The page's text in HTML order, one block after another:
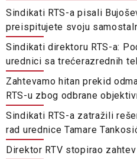
Sindikati RTS-a pisali
preispitujete svoju
Sindikati direktoru RTS-a:
urednici sa trećerazrednih
Zahtevamo hitan prekid
RTS-u zbog odbrane
Sindikati RTS-a zatražili
rad urednice Tamare
Direktor RTV stopirao